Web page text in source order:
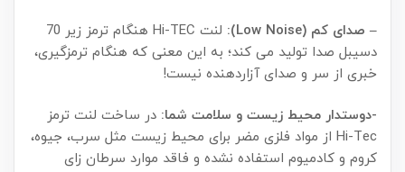
– صدای کم (Low Noise):
لنت Hi-TEC هنگام ترمز زیر 70
دسیبل صدا تولید می کند؛ به این معنی که هنگام ترمزگیری،
خبری از سر و صدای آزاردهنده نیست!
-دوستدار محیط زیست و سلامت شما: در ساخت لنت ترمز
Hi-Tec از مواد فلزی مضر برای محیط زیست مثل سرب، جیوه،
کروم و کادمیوم استفاده نشده و فاقد موارد سرطان زای